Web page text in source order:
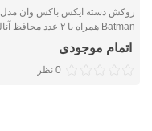
روکش دسته ایکس باکس وان مدل
Batman همراه با ۲ عدد محافظ آنالوگ
اتمام موجودی
0 نظر